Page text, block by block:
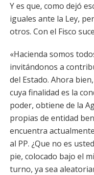
Y es que, como dejó
iguales ante la Ley,
otros. Con el Fisco
«Hacienda somos
invitándonos a
del Estado. Ahora
cuya finalidad es la
poder, obtiene de la
propias de entidad
encuentra
al PP. ¿Que no es
pie, colocado bajo el
turno, ya sea